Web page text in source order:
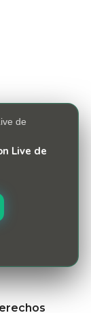
Live de